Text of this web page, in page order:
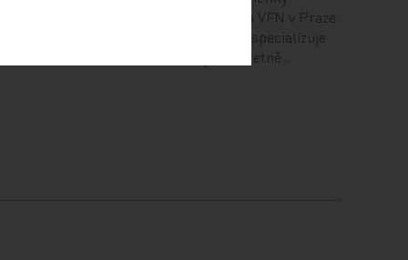
při Oční klinice 1. LF UK a VFN v Praze
se jako jediné v republice specializuje
na dědičné choroby oka včetně…